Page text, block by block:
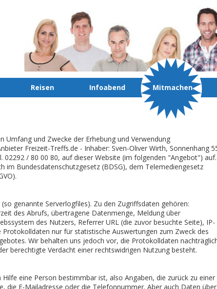
Reisen Infoabend Mitmachen
und Zwecke der Erhebung und Verwendung
Freizeit-Treffs.de - Inhaber: Sven-Oliver Wirth, Sonnenhang
02292 / 80 00 80, auf dieser Website (im folgenden "Angebot") auf.
im Bundesdatenschutzgesetz (BDSG), dem Telemediengesetz
genannte Serverlogfiles). Zu den Zugriffsdaten gehören:
des Abrufs, übertragene Datenmenge, Meldung über
des Nutzers, Referrer URL (die zuvor besuchte Seite), IP-
nur für statistische Auswertungen zum Zweck des
Wir behalten uns jedoch vor, die Protokolldaten
berechtigte Verdacht einer rechtswidrigen Nutzung besteht.
eine Person bestimmbar ist, also Angaben, die zurück zu einer
die E-Mailadresse oder die Telefonnummer. Aber auch Daten über